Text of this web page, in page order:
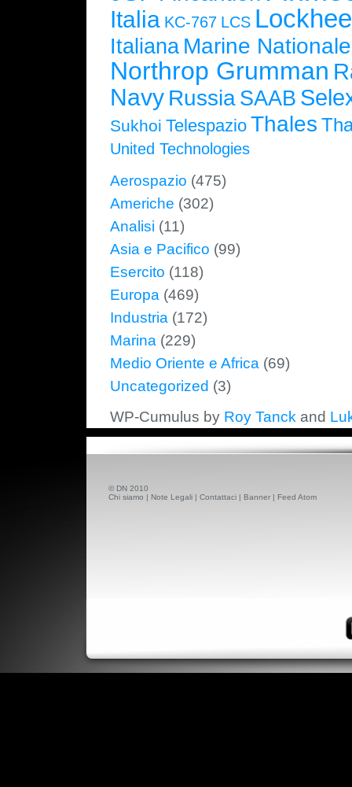
Italia KC-767 LCS
Italiana Marine Nationale
Northrop Grumman
Navy Russia SAAB
Sukhoi Telespazio Thales
United Technologies
Aerospazio (475)
Americhe (302)
Analisi (11)
Asia e Pacifico (99)
Esercito (118)
Europa (469)
Industria (172)
Marina (229)
Medio Oriente e Africa (69)
Uncategorized (3)
WP-Cumulus by Roy Tanck and
© DN 2010
Chi siamo | Note Legali | Contattaci | Banner | Feed Atom